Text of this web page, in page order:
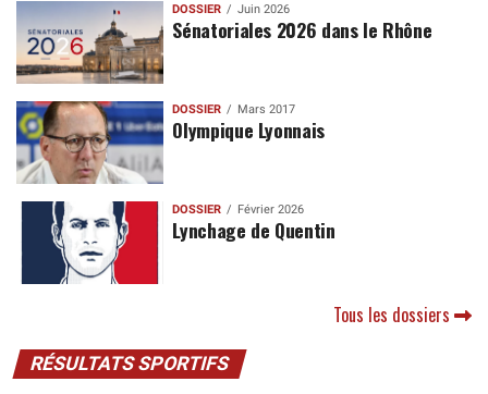
DOSSIER Juin 2026
Sénatoriales 2026 dans le Rhône
DOSSIER Mars 2017
Olympique Lyonnais
DOSSIER Février 2026
Lynchage de Quentin
Tous les dossiers
RÉSULTATS SPORTIFS